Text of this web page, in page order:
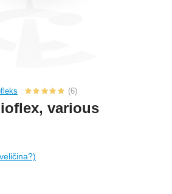
(6)
various